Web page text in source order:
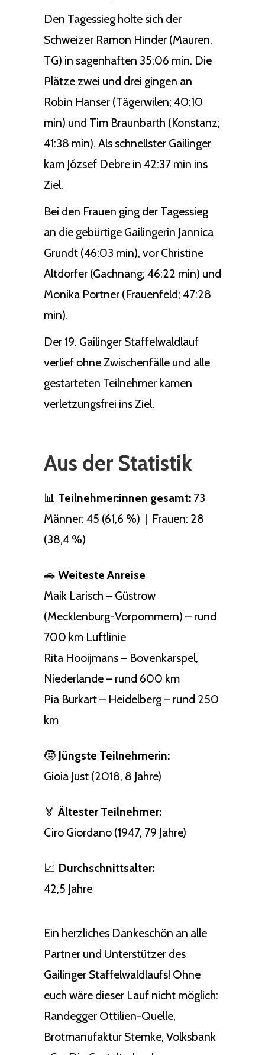
Den Tagessieg holte sich der
Schweizer Ramon Hinder (Mauren,
TG) in sagenhaften 35:06 min. Die
Plätze zwei und drei gingen an
Robin Hanser (Tägerwilen; 40:10
min) und Tim Braunbarth (Konstanz;
41:38 min). Als schnellster Gailinger
kam József Debre in 42:37 min ins
Ziel.
Bei den Frauen ging der Tagessieg
an die gebürtige Gailingerin Jannica
Grundt (46:03 min), vor Christine
Altdorfer (Gachnang; 46:22 min) und
Monika Portner (Frauenfeld; 47:28
min).
Der 19. Gailinger Staffelwaldlauf
verlief ohne Zwischenfälle und alle
gestarteten Teilnehmer kamen
verletzungsfrei ins Ziel.
Aus der Statistik
📊 Teilnehmer:innen gesamt: 73
Männer: 45 (61,6 %) | Frauen: 28
(38,4 %)
🚗 Weiteste Anreise
Maik Larisch – Güstrow
(Mecklenburg-Vorpommern) – rund
700 km Luftlinie
Rita Hooijmans – Bovenkarspel,
Niederlande – rund 600 km
Pia Burkart – Heidelberg – rund 250
km
🧒 Jüngste Teilnehmerin:
Gioia Just (2018, 8 Jahre)
🏅 Ältester Teilnehmer:
Ciro Giordano (1947, 79 Jahre)
📈 Durchschnittsalter:
42,5 Jahre
Ein herzliches Dankeschön an alle
Partner und Unterstützer des
Gailinger Staffelwaldlaufs! Ohne
euch wäre dieser Lauf nicht möglich:
Randegger Ottilien-Quelle,
Brotmanufaktur Stemke, Volksbank